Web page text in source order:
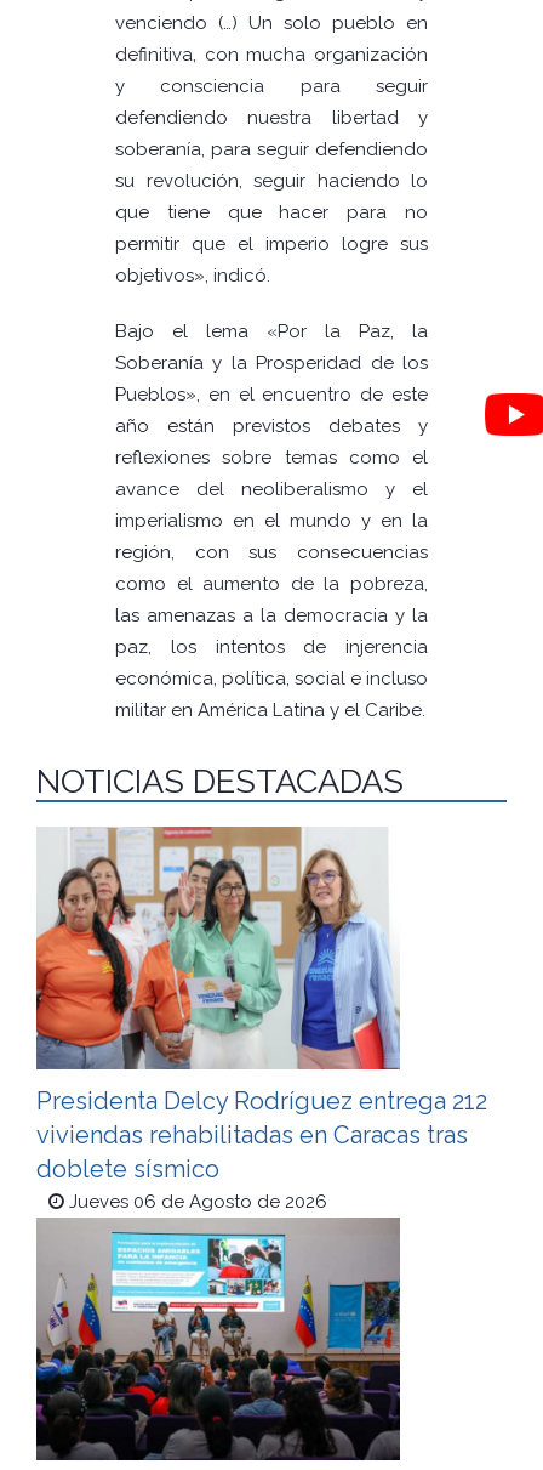
venciendo (…) Un solo pueblo en
definitiva, con mucha organización
y consciencia para seguir
defendiendo nuestra libertad y
soberanía, para seguir defendiendo
su revolución, seguir haciendo lo
que tiene que hacer para no
permitir que el imperio logre sus
objetivos», indicó.
Bajo el lema «Por la Paz, la
Soberanía y la Prosperidad de los
Pueblos», en el encuentro de este
año están previstos debates y
reflexiones sobre temas como el
avance del neoliberalismo y el
imperialismo en el mundo y en la
región, con sus consecuencias
como el aumento de la pobreza,
las amenazas a la democracia y la
paz, los intentos de injerencia
económica, política, social e incluso
militar en América Latina y el Caribe.
NOTICIAS DESTACADAS
Presidenta Delcy Rodríguez entrega 212
viviendas rehabilitadas en Caracas tras
doblete sísmico
Jueves 06 de Agosto de 2026